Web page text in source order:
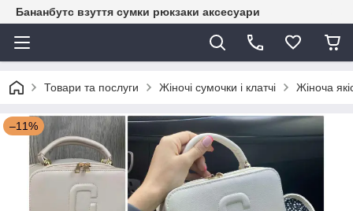
Бананбутс взуття сумки рюкзаки аксесуари
Товари та послуги Жіночі сумочки і клатчі Жіноча
–11%